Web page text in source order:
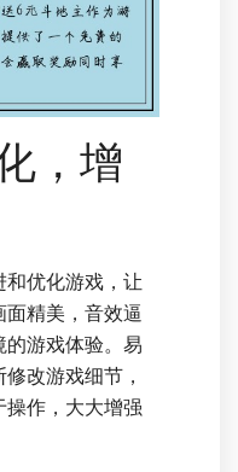
，增
和优化游戏，让
精美，音效逼
游戏体验。易
改游戏细节，
操作，大大增强